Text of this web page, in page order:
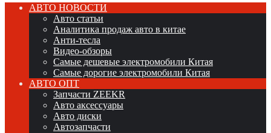
АВТО НОВОСТИ
Авто статьи
Аналитика продаж авто в китае
Анти-тесла
Видео-обзоры
Самые дешевые электромобили Китая
Самые дорогие электромобили Китая
АВТО ОПТ
Запчасти ZEEKR
Авто аксессуары
Авто диски
Автозапчасти